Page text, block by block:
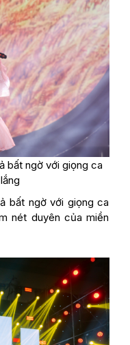
bất ngờ với giọng ca
bất ngờ với giọng ca
nét duyên của miền